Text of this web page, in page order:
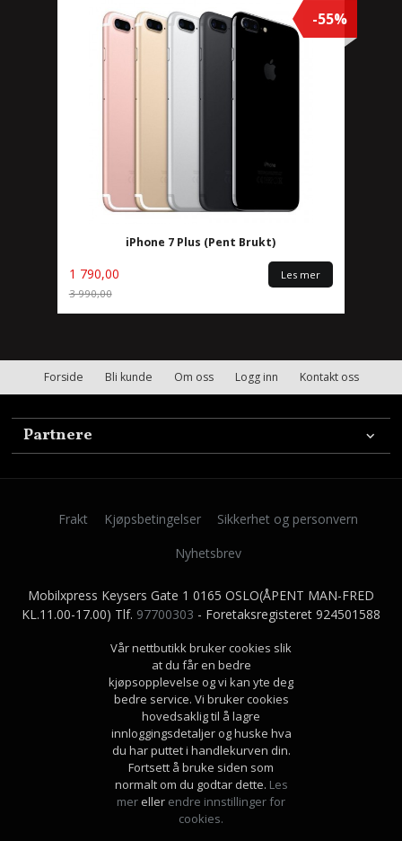
iPhone 7 Plus (Pent Brukt)
1 790,00
3 990,00
Rabatt
-55%
Les mer
Forside Bli kunde Om oss Logg inn Kontakt oss
Partnere
Frakt Kjøpsbetingelser
Sikkerhet og personvern
Nyhetsbrev
Mobilxpress Keysers Gate 1 0165 OSLO(ÅPENT MAN-FRED
KL.11.00-17.00) Tlf. 97700303 - Foretaksregisteret 924501588
Vår nettbutikk bruker cookies slik
at du får en bedre
kjøpsopplevelse og vi kan yte deg
bedre service. Vi bruker cookies
hovedsaklig til å lagre
innloggingsdetaljer og huske hva
du har puttet i handlekurven din.
Fortsett å bruke siden som
normalt om du godtar dette. Les
mer eller endre innstillinger for
cookies.